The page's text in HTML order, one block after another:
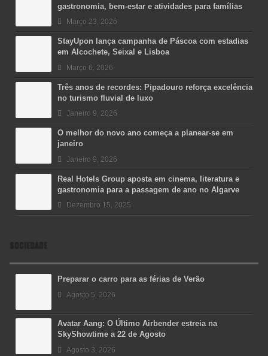
gastronomia, bem-estar e atividades para famílias
Março 23, 2026
StayUpon lança campanha de Páscoa com estadias
em Alcochete, Seixal e Lisboa
Março 6, 2026
Três anos de recordes: Pipadouro reforça excelência
no turismo fluvial de luxo
Janeiro 9, 2026
O melhor do novo ano começa a planear-se em
janeiro
Janeiro 9, 2026
Real Hotels Group aposta em cinema, literatura e
gastronomia para a passagem de ano no Algarve
Dezembro 15, 2025
SOCIEDADE
Preparar o carro para as férias de Verão
Agosto 5, 2026
Avatar Aang: O Último Airbender estreia na
SkyShowtime a 22 de Agosto
Agosto 3, 2026